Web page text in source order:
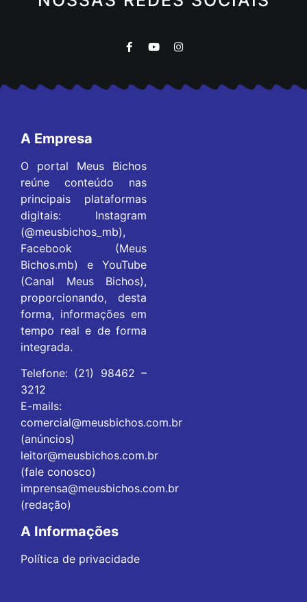
A Empresa
O portal Meus Bichos
reúne conteúdo nas
principais plataformas
digitais: Instagram
(@meusbichos_mb),
Facebook (Meus
Bichos.mb) e YouTube
(Canal Meus Bichos),
proporcionando, desta
forma, informações em
tempo real e de forma
integrada.
Telefone: (21) 98462 –
3212
E-mails:
comercial@meusbichos.com.br
(anúncios)
leitor@meusbichos.com.br
(fale conosco)
imprensa@meusbichos.com.br
(redação)
A Informações
Política de privacidade